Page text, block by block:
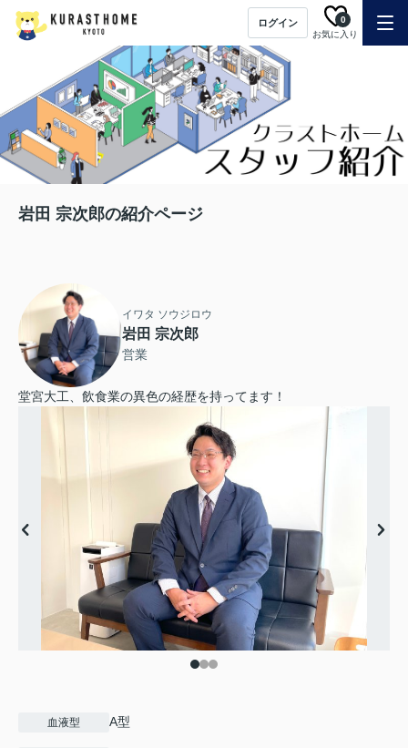
ログイン
お気に入り
0
岩田 宗次郎の紹介ページ
イワタ ソウジロウ
岩田 宗次郎
営業
堂宮大工、飲食業の異色の経歴を持ってます！
血液型 A型